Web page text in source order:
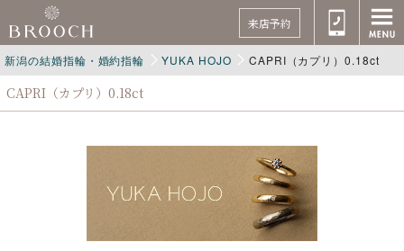
来店予約
新潟の結婚指輪・婚約指輪 YUKA HOJO CAPRI（カプリ）0.18ct
CAPRI（カプリ）0.18ct